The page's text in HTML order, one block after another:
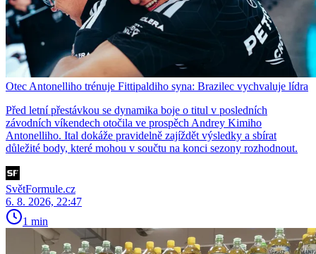
Otec Antonelliho trénuje Fittipaldiho syna: Brazilec vychvaluje lídra
Před letní přestávkou se dynamika boje o titul v posledních
závodních víkendech otočila ve prospěch Andrey Kimiho
Antonelliho. Ital dokáže pravidelně zajíždět výsledky a sbírat
důležité body, které mohou v součtu na konci sezony rozhodnout.
SvětFormule.cz
6. 8. 2026, 22:47
1 min